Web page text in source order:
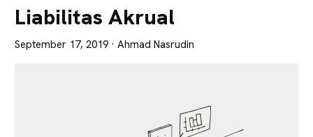
Tajam
Liabilitas Akrual
September 17, 2019 · Ahmad Nasrudin